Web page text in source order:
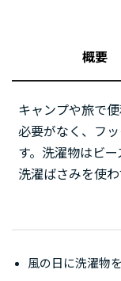
概要
キャンプや旅で
必要がなく、フ
す。洗濯物はビ
洗濯ばさみを使
風の日に洗濯物